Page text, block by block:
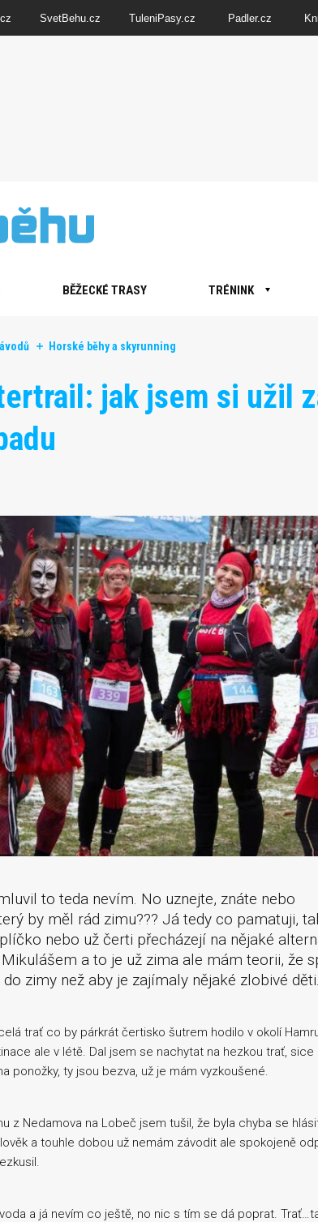
SvetBehu.cz TuleniPasy.cz Padler.cz
BĚŽECKÉ TRASY TRÉNINK
Horské běhy a skyrunning
jak jsem si užil
to teda nevím. No uznejte, znáte nebo
by měl rád zimu??? Já tedy co pamatuji,
nebo už čerti přecházejí na nějaké
a to je už zima ale mám teorii, že
zimy než aby je zajímaly nějaké zlobivé děti.
trať co by párkrát čertisko šutrem hodilo v okolí
ale v létě. Dal jsem se nachytat na hezkou trať, sice
ponožky, ty jsou bezva, už je mám vyzkoušené.
z Nedamova na Lobeč jsem tušil, že byla chyba se
a touhle dobou už nemám závodit ale spokojeně
a já nevím co ještě, no nic s tím se dá poprat.